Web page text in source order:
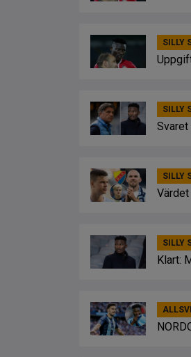
SILLY
SILLY
Svaret
SILLY
SILLY
Klart: